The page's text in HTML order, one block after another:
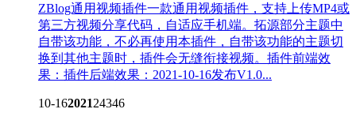
ZBlog通用视频插件一款通用视频插件，支持上传MP4或
第三方视频分享代码，自适应手机端。拓源部分主题中
自带该功能，不必再使用本插件，自带该功能的主题切
换到其他主题时，插件会无缝衔接视频。插件前端效
果：插件后端效果：2021-10-16发布V1.0...
10-16202124346